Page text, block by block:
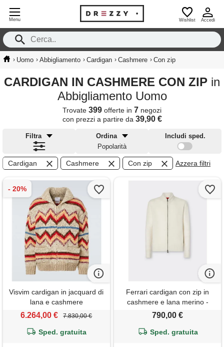
Menu Wishlist Accedi
› Uomo › Abbigliamento › Cardigan › Cashmere › Con zip
CARDIGAN IN CASHMERE CON ZIP in
Abbigliamento Uomo
Trovate 399 offerte in 7 negozi
con prezzi a partire da 39,90 €
Filtra
Ordina
Popolarità
Includi sped.
Cardigan Cashmere Con zip Azzera filtri
Visvim cardigan in jacquard di
lana e cashmere
6.264,00 € 7.830,00 €
Sped. gratuita
Ferrari cardigan con zip in
cashmere e lana merino -
male maglieria e felpe avorio
790,00 €
Sped. gratuita